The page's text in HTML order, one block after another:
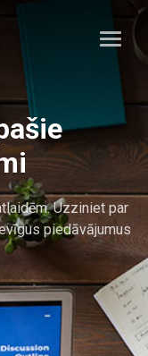
Uzziniet par
piedāvājumus